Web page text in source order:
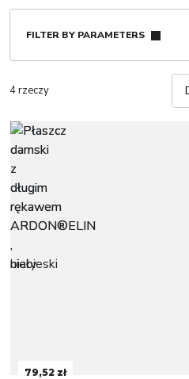
FILTER BY PARAMETERS
4 rzeczy
79,52 zł